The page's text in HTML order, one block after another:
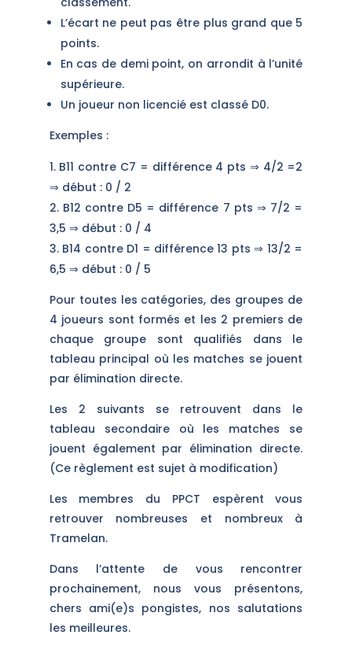
L’écart ne peut pas être plus grand que 5
points.
En cas de demi point, on arrondit à l’unité
supérieure.
Un joueur non licencié est classé D0.
Exemples :
B11 contre C7 = différence 4 pts ⇒ 4/2 =2
⇒ début : 0 / 2
B12 contre D5 = différence 7 pts ⇒ 7/2 =
3,5 ⇒ début : 0 / 4
B14 contre D1 = différence 13 pts ⇒ 13/2 =
6,5 ⇒ début : 0 / 5
Pour toutes les catégories, des groupes de
4 joueurs sont formés et les 2 premiers de
chaque groupe sont qualifiés dans le
tableau principal où les matches se jouent
par élimination directe.
Les 2 suivants se retrouvent dans le
tableau secondaire où les matches se
jouent également par élimination directe.
(Ce règlement est sujet à modification)
Les membres du PPCT espèrent vous
retrouver nombreuses et nombreux à
Tramelan.
Dans l’attente de vous rencontrer
prochainement, nous vous présentons,
chers ami(e)s pongistes, nos salutations
les meilleures.